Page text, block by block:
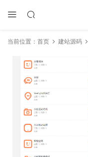
当前位置： 首页 建站源码